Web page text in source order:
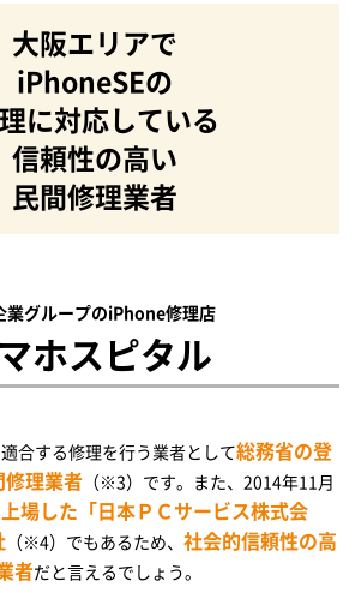
大阪エリアで
iPhoneSEの
に対応している
信頼性の高い
民間修理業者
業グループのiPhone修理店
ホスピタル
合する修理を行う業者として総務省の登
理業者 （※3）です。また、2014年11月
上場した「日本ＰＣサービス株式会
（※4）でもあるため、社会的信頼性の高
者だと言えるでしょう。